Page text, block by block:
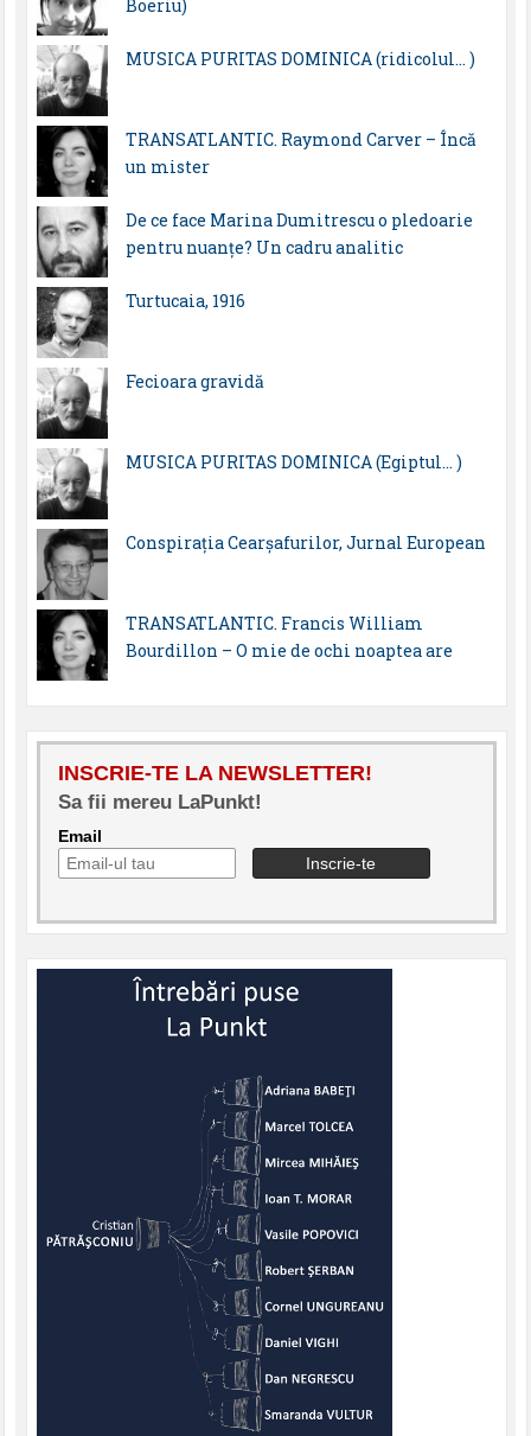
Boeriu)
MUSICA PURITAS DOMINICA (ridicolul… )
TRANSATLANTIC. Raymond Carver – Încă
un mister
De ce face Marina Dumitrescu o pledoarie
pentru nuanțe? Un cadru analitic
Turtucaia, 1916
Fecioara gravidă
MUSICA PURITAS DOMINICA (Egiptul… )
Conspirația Cearșafurilor, Jurnal European
TRANSATLANTIC. Francis William
Bourdillon – O mie de ochi noaptea are
INSCRIE-TE LA NEWSLETTER!
Sa fii mereu LaPunkt!
Email